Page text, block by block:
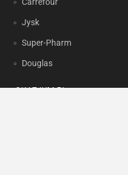
Jysk
Super-Pharm
Douglas
OKAZJUM.PL